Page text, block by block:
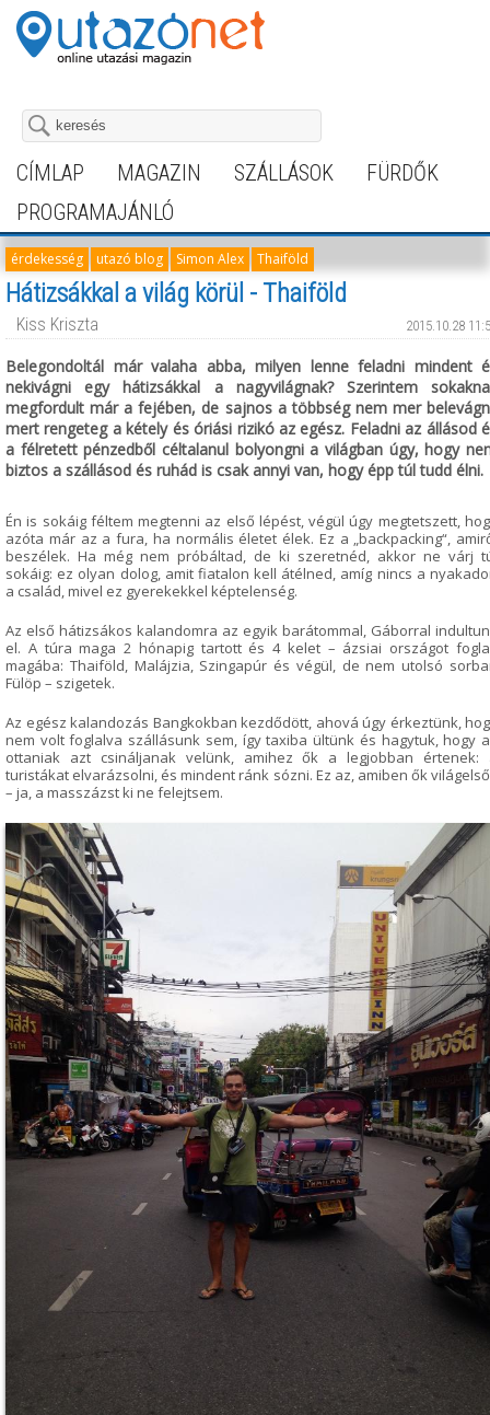
CÍMLAP MAGAZIN SZÁLLÁSOK
FÜRDŐK
PROGRAMAJÁNLÓ
érdekesség utazó blog Simon Alex Thaiföld
Hátizsákkal a világ körül - Thaiföld
Kiss Kriszta 2015.10.28
Belegondoltál már valaha abba, milyen lenne feladni mindent
nekivágni egy hátizsákkal a nagyvilágnak? Szerintem
megfordult már a fejében, de sajnos a többség nem mer
mert rengeteg a kétely és óriási rizikó az egész. Feladni az állásod
a félretett pénzedből céltalanul bolyongni a világban úgy, hogy
biztos a szállásod és ruhád is csak annyi van, hogy épp túl tudd élni.
Én is sokáig féltem megtenni az első lépést, végül úgy megtetszett,
azóta már az a fura, ha normális életet élek. Ez a „backpacking“,
beszélek. Ha még nem próbáltad, de ki szeretnéd, akkor ne várj
sokáig: ez olyan dolog, amit fiatalon kell átélned, amíg nincs a
a család, mivel ez gyerekekkel képtelenség.
Az első hátizsákos kalandomra az egyik barátommal, Gáborral
el. A túra maga 2 hónapig tartott és 4 kelet – ázsiai országot
magába: Thaiföld, Malájzia, Szingapúr és végül, de nem utolsó
Fülöp – szigetek.
Az egész kalandozás Bangkokban kezdődött, ahová úgy érkeztünk,
nem volt foglalva szállásunk sem, így taxiba ültünk és hagytuk, hogy
ottaniak azt csináljanak velünk, amihez ők a legjobban értenek:
turistákat elvarázsolni, és mindent ránk sózni. Ez az, amiben ők
– ja, a masszázst ki ne felejtsem.